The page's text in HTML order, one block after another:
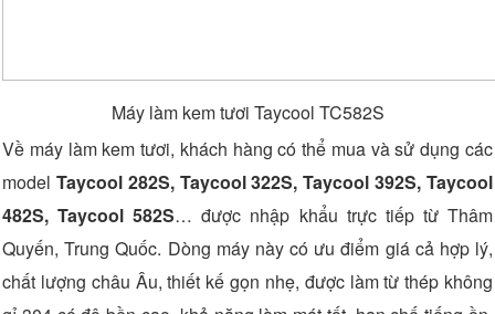
Máy làm kem tươi Taycool TC582S
Về máy làm kem tươi, khách hàng có thể mua và sử dụng các
model Taycool 282S, Taycool 322S, Taycool 392S, Taycool
482S, Taycool 582S… được nhập khẩu trực tiếp từ Thâm
Quyến, Trung Quốc. Dòng máy này có ưu điểm giá cả hợp lý,
chất lượng châu Âu, thiết kế gọn nhẹ, được làm từ thép không